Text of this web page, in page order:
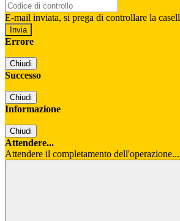
E-mail inviata, si prega di controllare la
Errore
Chiudi
Successo
Chiudi
Informazione
Chiudi
Attendere...
Attendere il completamento dell'operazione...